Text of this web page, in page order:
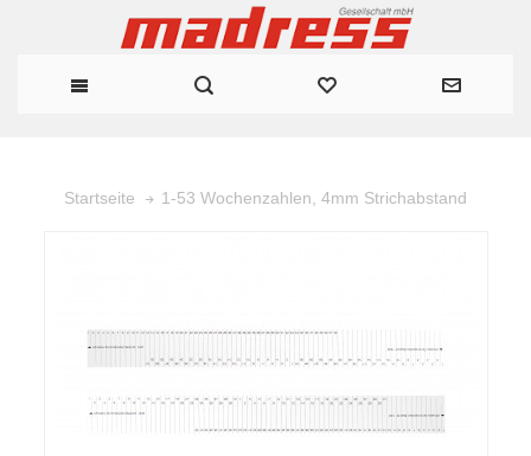
Startseite 1-53 Wochenzahlen, 4mm Strichabstand